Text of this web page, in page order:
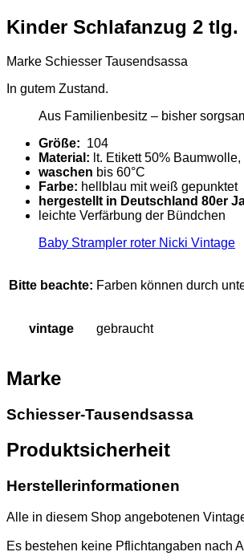
Kinder Schlafanzug 2 tlg.
Marke Schiesser Tausendsassa
In gutem Zustand.
Aus Familienbesitz – bisher
Größe: 104
Material: lt. Etikett 50%
waschen bis 60°C
Farbe: hellblau mit weiß gepunktet
hergestellt in Deutschland 80er
leichte Verfärbung der Bündchen
Baby Strampler roter Nicki Vintage
Bitte beachte: Farben können durch
vintage gebraucht
Marke
Schiesser-Tausendsassa
Produktsicherheit
Herstellerinformationen
Alle in diesem Shop angebotenen
Es bestehen keine Pflichtangaben nach